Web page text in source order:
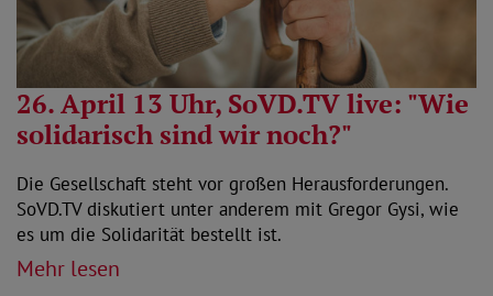
26. April 13 Uhr, SoVD.TV live: "Wie
solidarisch sind wir noch?"
Die Gesellschaft steht vor großen Herausforderungen.
SoVD.TV diskutiert unter anderem mit Gregor Gysi, wie
es um die Solidarität bestellt ist.
Mehr lesen